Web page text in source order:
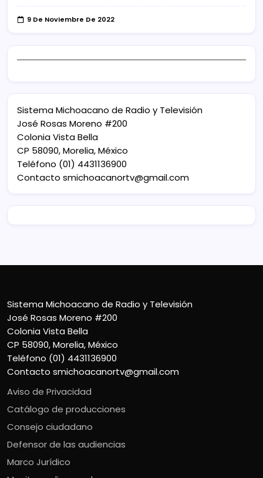
9 De Noviembre De 2022
Sistema Michoacano de Radio y Televisión
José Rosas Moreno #200
Colonia Vista Bella
CP 58090, Morelia, México
Teléfono (01) 4431136900
Contacto smichoacanortv@gmail.com
Sistema Michoacano de Radio y Televisión
José Rosas Moreno #200
Colonia Vista Bella
CP 58090, Morelia, México
Teléfono (01) 4431136900
Contacto smichoacanortv@gmail.com
Aviso de Privacidad
Catálogo de producciones
Consejo ciudadano
Defensor de las audiencias
Marco Jurídico